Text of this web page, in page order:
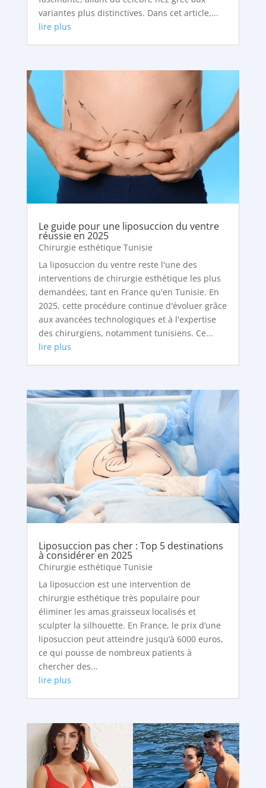
variantes plus distinctives. Dans cet article,...
lire plus
Le guide pour une liposuccion du ventre
réussie en 2025
Chirurgie esthétique Tunisie
La liposuccion du ventre reste l'une des
interventions de chirurgie esthétique les plus
demandées, tant en France qu'en Tunisie. En
2025, cette procédure continue d'évoluer grâce
aux avancées technologiques et à l'expertise
des chirurgiens, notamment tunisiens. Ce...
lire plus
Liposuccion pas cher : Top 5 destinations
à considérer en 2025
Chirurgie esthétique Tunisie
La liposuccion est une intervention de
chirurgie esthétique très populaire pour
éliminer les amas graisseux localisés et
sculpter la silhouette. En France, le prix d’une
liposuccion peut atteindre jusqu’à 6000 euros,
ce qui pousse de nombreux patients à
chercher des...
lire plus